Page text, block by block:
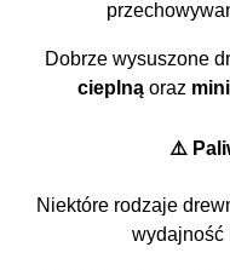
Dobrze wysuszone
cieplną oraz
⚠️
Niektóre rodzaje
wydajność